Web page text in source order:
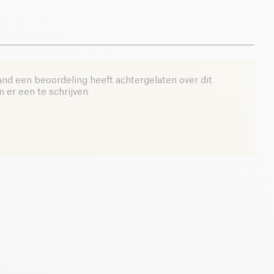
een beoordeling heeft achtergelaten over dit
er een te schrijven.